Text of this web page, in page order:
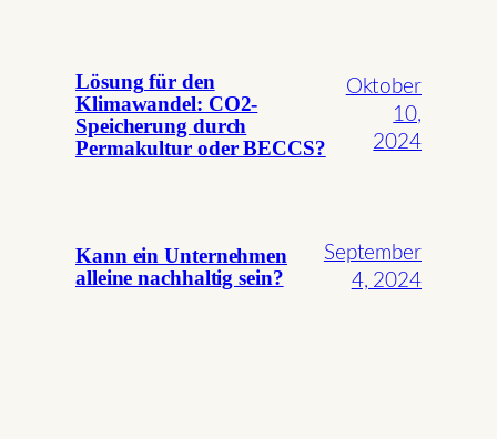
Lösung für den
Klimawandel: CO2-
Speicherung durch
Permakultur oder BECCS?
Oktober
10,
2024
Kann ein Unternehmen
alleine nachhaltig sein?
September
4, 2024